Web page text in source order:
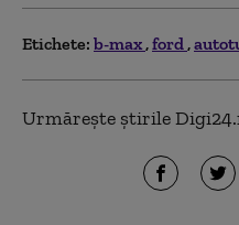
Etichete: b-max ford
Urmărește știrile